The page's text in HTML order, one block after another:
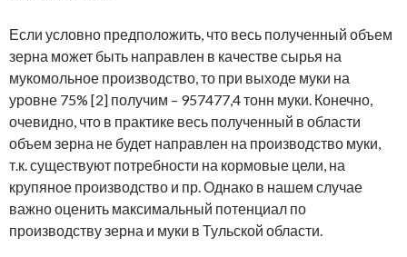
Если условно предположить, что весь полученный объем
зерна может быть направлен в качестве сырья на
мукомольное производство, то при выходе муки на
уровне 75% [2] получим – 957477,4 тонн муки. Конечно,
очевидно, что в практике весь полученный в области
объем зерна не будет направлен на производство муки,
т.к. существуют потребности на кормовые цели, на
крупяное производство и пр. Однако в нашем случае
важно оценить максимальный потенциал по
производству зерна и муки в Тульской области.